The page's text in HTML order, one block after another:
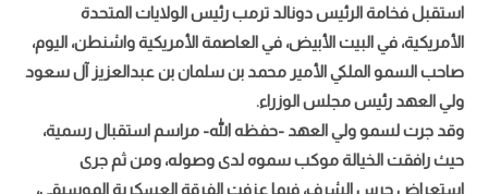
استقبل فخامة الرئيس دونالد ترمب رئيس الولايات المتحدة
الأمريكية، في البيت الأبيض، في العاصمة الأمريكية واشنطن، اليوم،
صاحب السمو الملكي الأمير محمد بن سلمان بن عبدالعزيز آل سعود
ولي العهد رئيس مجلس الوزراء.
وقد جرت لسمو ولي العهد -حفظه الله- مراسم استقبال رسمية،
حيث رافقت الخيالة موكب سموه لدى وصوله، ومن ثم جرى
استعراض حرس الشرف، فيما عزفت الفرقة العسكرية الموسيقى،